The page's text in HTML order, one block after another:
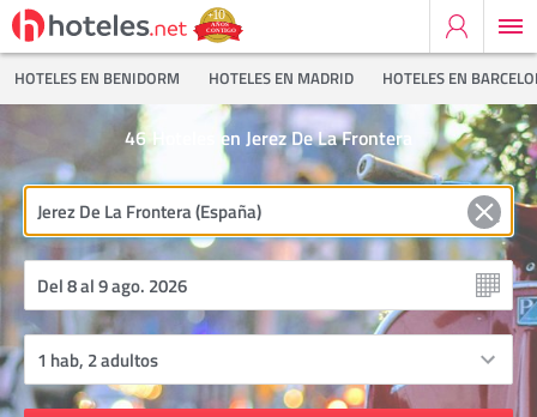
HOTELES EN BENIDORM HOTELES EN MADRID HOTELES EN
Hoteles en Jerez De La Frontera
46